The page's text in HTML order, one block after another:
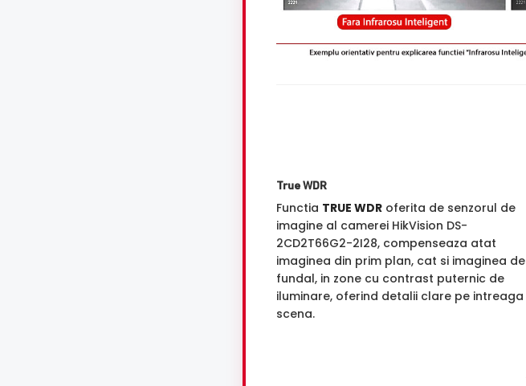
True WDR
Functia TRUE WDR oferita de senzorul de
imagine al camerei HikVision DS-
2CD2T66G2-2I28, compenseaza atat
imaginea din prim plan, cat si imaginea de
fundal, in zone cu contrast puternic de
iluminare, oferind detalii clare pe intreaga
scena.